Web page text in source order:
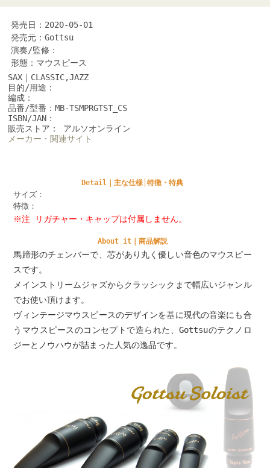
発売日：2020-05-01
発売元：Gottsu
演奏/監修：
形態：マウスピース
SAX｜CLASSIC,JAZZ
目的/用途：
編成：
品番/型番：MB-TSMPRGTST_CS
ISBN/JAN：
販売ストア： アルソオンライン
メーカー・関連サイト
Detail｜主な仕様│特徴・特典
サイズ：
特徴：
※注 リガチャー・キャップは付属しません。
About it｜商品解説
馬蹄形のチェンバーで、芯があり丸く優しい音色のマウスピー
スです。
メインストリームジャズからクラッシックまで幅広いジャンル
でお使い頂けます。
ヴィンテージマウスピースのデザインを基に現代の音楽にも合
うマウスピースのコンセプトで造られた、Gottsuのテクノロ
ジーとノウハウが詰まった人気の逸品です。